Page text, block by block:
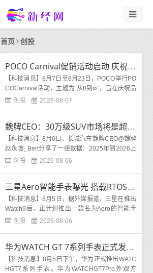
首页 创投
POCO Carnival促销活动启动 庆祝品牌成立八周年
【科技消息】8月7日至8月23日，POCO举行PO
COCarnival活动，主题为“从8到∞”，旨在庆祝品
牌成立八周年。活动期间，POCOF8系列、X8Pr
创投 2026-08-07
魏牌CEO：30万级SUV市场将是超级Hi4为代表的插混的天下
【科技消息】8月6日，长城汽车魏牌CEO@魏牌
赵永坡_Bert分享了一组数据：2025年到2026上
半年，中国车市20万-40万元的三大主流价格
创投 2026-08-06
三星Aero智能手表曝光 搭载RTOS操作系统 续航或达数周
【科技消息】8月5日，据外媒报道，三星在推出
Watch9后，正计划推出一款名为Aero的智能手
表，该产品将搭载RTOS操作系统，而非谷歌We
创投 2026-08-06
华为WATCH GT 7系列手表正式发布 加入纳米微晶陶瓷
【科技消息】8月5日下午，华为正式推出WATC
HGT7系列手表。华为WATCHGT7Pro外观方